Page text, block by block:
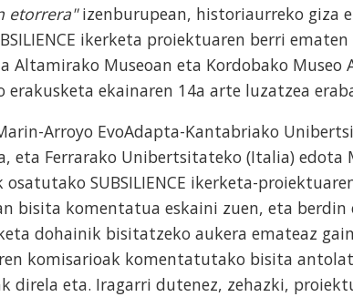
etorrera"izenburupean, historiaurreko giza
ikerketa proiektuaren berri
Altamirako Museoan eta Kordobako Museo
erakusketa ekainaren 14a arte luzatzea
Arroyo EvoAdapta-Kantabriako
eta Ferrarako Unibertsitateko (Italia)
SUBSILIENCE ikerketa-
bisita komentatua eskaini zuen, eta berdin
dohainik bisitatzeko aukera emateaz
komisarioak komentatutako bisita
direla eta. Iragarri dutenez, zehazki,